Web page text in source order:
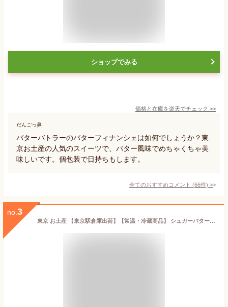
ショップでみる
価格と在庫を楽天でチェック >>
だんごっ鼻
バターバトラーのバターフィナンシェは如何でしょうか？東
京お土産の人気のスイーツで、バター風味でめちゃくちゃ美
味しいです。個包装で日持ちもします。
全てのおすすめコメント (66件) >
no. 3
東京 お土産 【東京駅倉庫出荷】【常温・冷蔵商品】 シュガーバターサンドの木 7個入 土産 おみやげ 東京みやげ お菓子 スイーツ 洋菓子 バターサンド バタースイーツ お中元 御中元 お歳暮 御歳暮 お祝い 内祝い ギフト プレゼント お取り寄せ のし可